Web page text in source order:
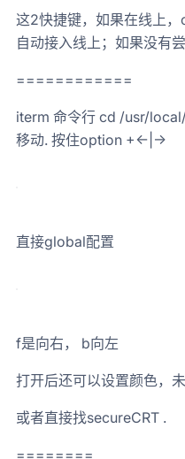
这2快捷键，如果在线上，
自动接入线上；如果没有
============
iterm 命令行 cd /usr/
移动. 按住option +←|→
直接global配置
f是向右， b向左
打开后还可以设置颜色，
或者直接找secureCRT .
========